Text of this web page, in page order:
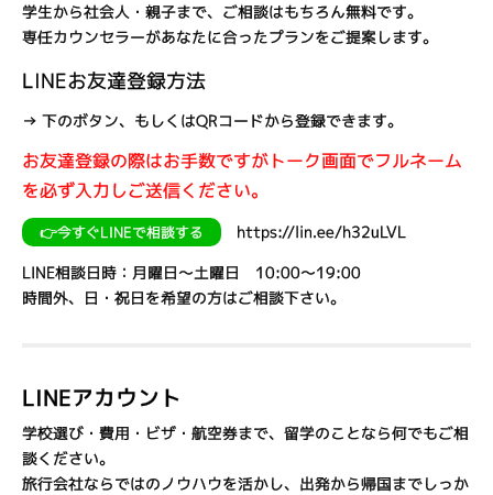
学生から社会人・親子まで、ご相談はもちろん無料です。
専任カウンセラーがあなたに合ったプランをご提案します。
LINEお友達登録方法
→ 下のボタン、もしくはQRコードから登録できます。
お友達登録の際はお手数ですがトーク画面でフルネーム
を必ず入力しご送信ください。
👉今すぐLINEで相談する
https://lin.ee/h32uLVL
LINE相談日時：月曜日～土曜日 10:00～19:00
時間外、日・祝日を希望の方はご相談下さい。
LINEアカウント
学校選び・費用・ビザ・航空券まで、留学のことなら何でもご相
談ください。
旅行会社ならではのノウハウを活かし、出発から帰国までしっか